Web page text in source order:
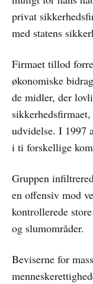
privat
med statens
Firmaet tillod
økonomiske
de midler, der
udvidelse. I 1997
i ti forskellige
Gruppen
en offensiv mod
kontrollerede
og slumområder.
Beviserne for